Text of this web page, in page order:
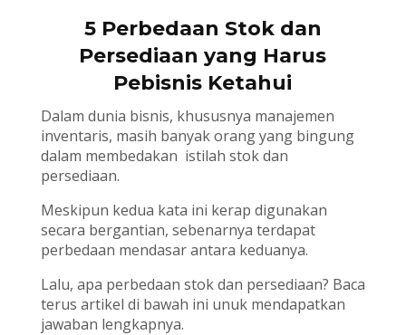
5 Perbedaan Stok dan
Persediaan yang Harus
Pebisnis Ketahui
Dalam dunia bisnis, khususnya manajemen
inventaris, masih banyak orang yang bingung
dalam membedakan istilah stok dan
persediaan.
Meskipun kedua kata ini kerap digunakan
secara bergantian, sebenarnya terdapat
perbedaan mendasar antara keduanya.
Lalu, apa perbedaan stok dan persediaan? Baca
terus artikel di bawah ini unuk mendapatkan
jawaban lengkapnya.